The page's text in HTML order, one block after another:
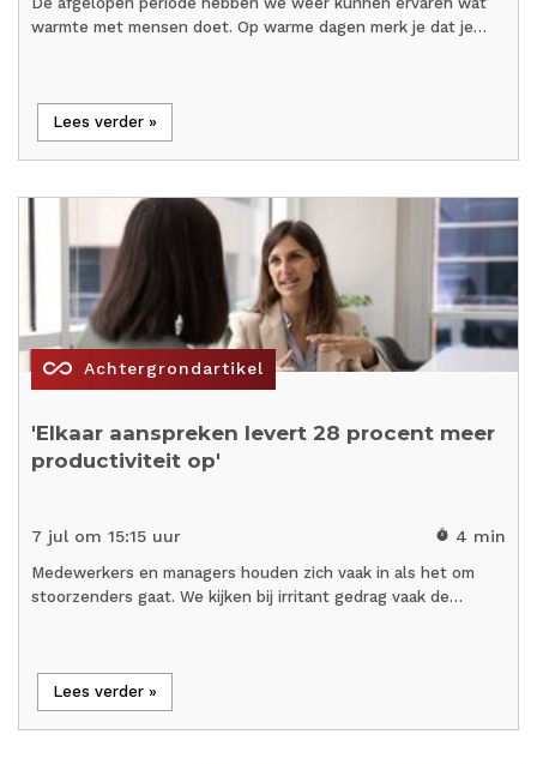
warmte met mensen doet. Op warme dagen merk je dat je…
Lees verder »
all_inclusive Achtergrondartikel
'Elkaar aanspreken levert 28 procent meer
productiviteit op'
7 jul om 15:15 uur timer 4 min
Medewerkers en managers houden zich vaak in als het om
stoorzenders gaat. We kijken bij irritant gedrag vaak de…
Lees verder »